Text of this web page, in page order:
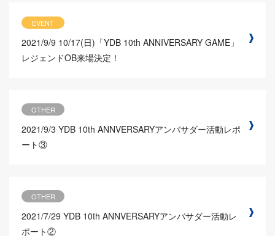
EVENT
2021/9/9 10/17(日)「YDB 10th ANNIVERSARY GAME」
レジェンドOB来場決定！
OTHER
2021/9/3 YDB 10th ANNVERSARYアンバサダー活動レポ
ート③
OTHER
2021/7/29 YDB 10th ANNVERSARYアンバサダー活動レ
ポート②